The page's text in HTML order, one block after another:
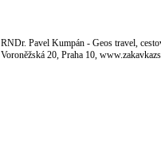
RNDr. Pavel Kumpán - Geos travel,
Voroněžská 20, Praha 10,